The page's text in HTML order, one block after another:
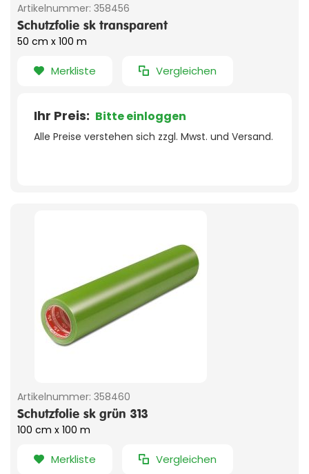
Artikelnummer: 358456
Schutzfolie sk transparent
50 cm x 100 m
Merkliste Vergleichen
Ihr Preis: Bitte einloggen
Alle Preise verstehen sich zzgl. Mwst. und Versand.
Artikelnummer: 358460
Schutzfolie sk grün 313
100 cm x 100 m
Merkliste Vergleichen